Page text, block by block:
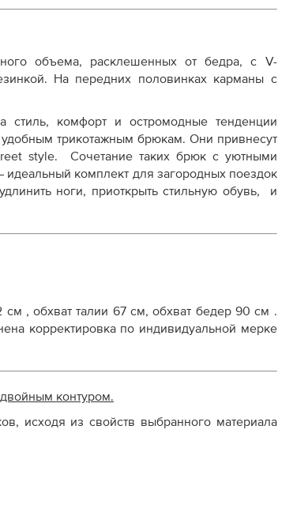
объема, расклешенных от бедра, с V-
На передних половинках карманы с
стиль, комфорт и остромодные тенденции
трикотажным брюкам. Они привнесут
style. Сочетание таких брюк с уютными
комплект для загородных поездок
ноги, приоткрыть стильную обувь, и
, обхват талии 67 см, обхват бедер 90 см .
корректировка по индивидуальной мерке
контуром.
исходя из свойств выбранного материала